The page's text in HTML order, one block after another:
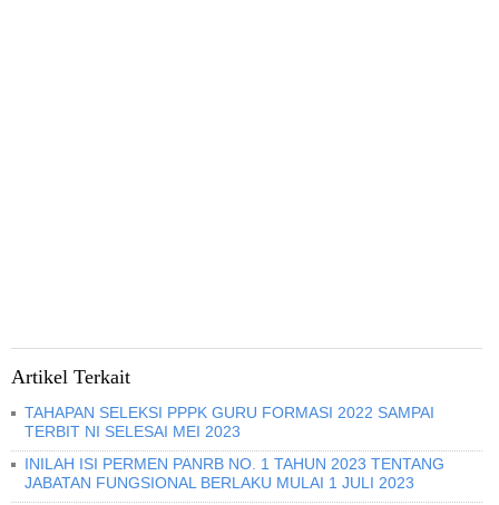
Artikel Terkait
TAHAPAN SELEKSI PPPK GURU FORMASI 2022 SAMPAI
TERBIT NI SELESAI MEI 2023
INILAH ISI PERMEN PANRB NO. 1 TAHUN 2023 TENTANG
JABATAN FUNGSIONAL BERLAKU MULAI 1 JULI 2023